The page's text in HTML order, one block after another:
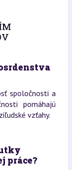
spoločnosti a
pomáhajú
vzťahy.
práce?